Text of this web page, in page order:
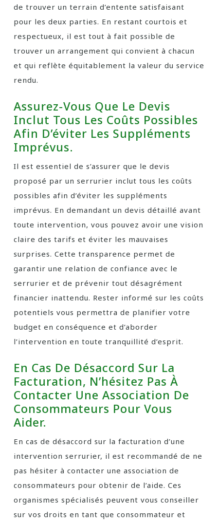
de trouver un terrain d’entente satisfaisant
pour les deux parties. En restant courtois et
respectueux, il est tout à fait possible de
trouver un arrangement qui convient à chacun
et qui reflète équitablement la valeur du service
rendu.
Assurez-Vous Que Le Devis
Inclut Tous Les Coûts Possibles
Afin D’éviter Les Suppléments
Imprévus.
Il est essentiel de s’assurer que le devis
proposé par un serrurier inclut tous les coûts
possibles afin d’éviter les suppléments
imprévus. En demandant un devis détaillé avant
toute intervention, vous pouvez avoir une vision
claire des tarifs et éviter les mauvaises
surprises. Cette transparence permet de
garantir une relation de confiance avec le
serrurier et de prévenir tout désagrément
financier inattendu. Rester informé sur les coûts
potentiels vous permettra de planifier votre
budget en conséquence et d’aborder
l’intervention en toute tranquillité d’esprit.
En Cas De Désaccord Sur La
Facturation, N’hésitez Pas À
Contacter Une Association De
Consommateurs Pour Vous
Aider.
En cas de désaccord sur la facturation d’une
intervention serrurier, il est recommandé de ne
pas hésiter à contacter une association de
consommateurs pour obtenir de l’aide. Ces
organismes spécialisés peuvent vous conseiller
sur vos droits en tant que consommateur et